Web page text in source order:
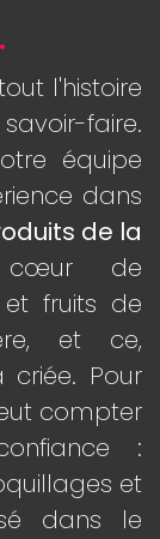
l'histoire
faire.
équipe
dans
de la
de
et fruits de
et ce,
Pour
compter
:
et
dans le